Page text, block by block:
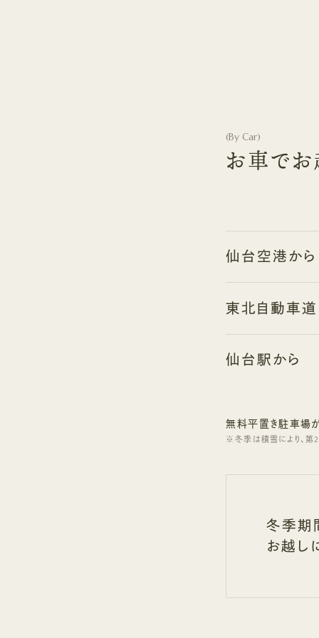
(By Car)
お車で
仙台空港から
東北自動車
仙台駅から
無料平置き駐車場
冬季は積雪により、
冬季期
お越し